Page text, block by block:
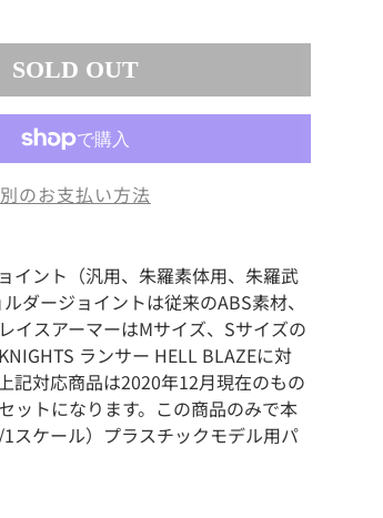
SOLD OUT
別のお支払い方法
イント（汎用、朱羅素体用、朱羅武
ダージョイントは従来のABS素材、
イスアーマーはMサイズ、Sサイズの
ランサー HELL BLAZEに対
記対応商品は2020年12月現在のもの
トになります。この商品のみで本
スケール）プラスチックモデル用パ